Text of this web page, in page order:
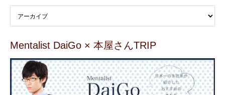
Mentalist DaiGo × 本屋さんTRIP